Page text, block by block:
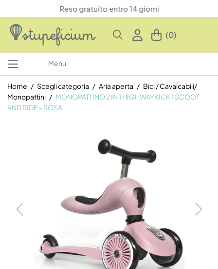
Reso gratuito entro 14 giorni
(0)
Menu
Home Scegli categoria Aria aperta
Bici / Cavalcabili/
Monopattini
MONOPATTINO 2 IN 1 HIGHWAYKICK 1 SCOOT
AND RIDE - ROSA